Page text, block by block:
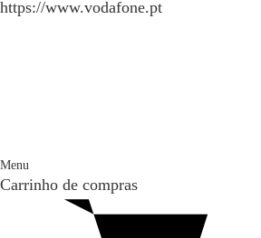
https://www.vodafone.pt
Menu
Carrinho de compras